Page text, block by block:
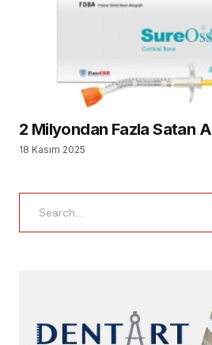
2 Milyondan Fazla Satan
18 Kasım 2025